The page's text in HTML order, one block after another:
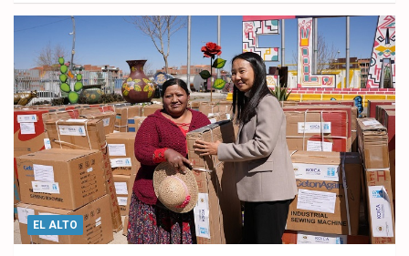
EL ALTO